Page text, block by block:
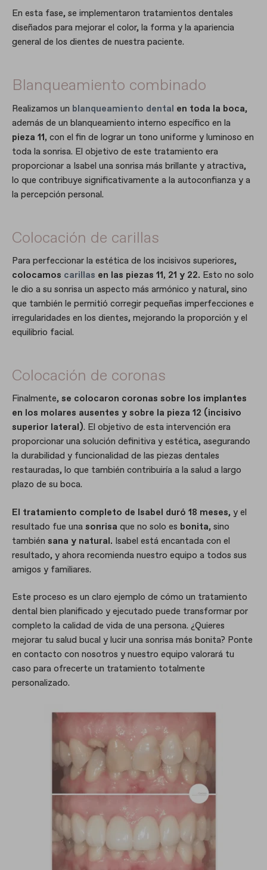
En esta fase, se implementaron tratamientos dentales
diseñados para mejorar el color, la forma y la apariencia
general de los dientes de nuestra paciente.
Blanqueamiento combinado
Realizamos un blanqueamiento dental en toda la boca,
además de un blanqueamiento interno específico en la
pieza 11, con el fin de lograr un tono uniforme y luminoso en
toda la sonrisa. El objetivo de este tratamiento era
proporcionar a Isabel una sonrisa más brillante y atractiva,
lo que contribuye significativamente a la autoconfianza y a
la percepción personal.
Colocación de carillas
Para perfeccionar la estética de los incisivos superiores,
colocamos carillas en las piezas 11, 21 y 22. Esto no solo
le dio a su sonrisa un aspecto más armónico y natural, sino
que también le permitió corregir pequeñas imperfecciones e
irregularidades en los dientes, mejorando la proporción y el
equilibrio facial.
Colocación de coronas
Finalmente, se colocaron coronas sobre los implantes
en los molares ausentes y sobre la pieza 12 (incisivo
superior lateral). El objetivo de esta intervención era
proporcionar una solución definitiva y estética, asegurando
la durabilidad y funcionalidad de las piezas dentales
restauradas, lo que también contribuiría a la salud a largo
plazo de su boca.
El tratamiento completo de Isabel duró 18 meses, y el
resultado fue una sonrisa que no solo es bonita, sino
también sana y natural. Isabel está encantada con el
resultado, y ahora recomienda nuestro equipo a todos sus
amigos y familiares.
Este proceso es un claro ejemplo de cómo un tratamiento
dental bien planificado y ejecutado puede transformar por
completo la calidad de vida de una persona. ¿Quieres
mejorar tu salud bucal y lucir una sonrisa más bonita? Ponte
en contacto con nosotros y nuestro equipo valorará tu
caso para ofrecerte un tratamiento totalmente
personalizado.